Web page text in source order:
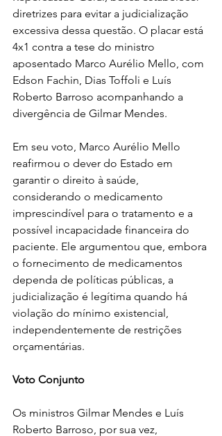
diretrizes para evitar a judicialização
excessiva dessa questão. O placar está
4x1 contra a tese do ministro
aposentado Marco Aurélio Mello, com
Edson Fachin, Dias Toffoli e Luís
Roberto Barroso acompanhando a
divergência de Gilmar Mendes.
Em seu voto, Marco Aurélio Mello
reafirmou o dever do Estado em
garantir o direito à saúde,
considerando o medicamento
imprescindível para o tratamento e a
possível incapacidade financeira do
paciente. Ele argumentou que, embora
o fornecimento de medicamentos
dependa de políticas públicas, a
judicialização é legítima quando há
violação do mínimo existencial,
independentemente de restrições
orçamentárias.
Voto Conjunto
Os ministros Gilmar Mendes e Luís
Roberto Barroso, por sua vez,